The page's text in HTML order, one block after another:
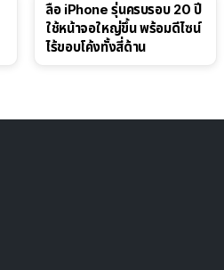
ลือ iPhone รุ่นครบรอบ 20 ปี
ใช้หน้าจอใหญ่ขึ้น พร้อมดีไซน์
ไร้ขอบโค้งทั้งสี่ด้าน